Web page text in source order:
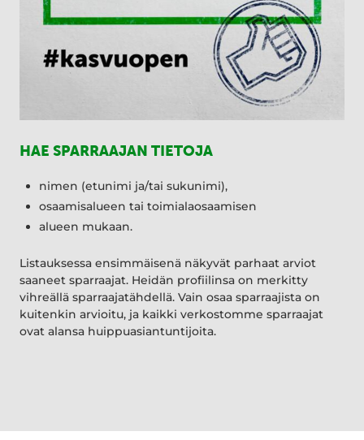
HAE SPARRAAJAN TIETOJA
nimen (etunimi ja/tai sukunimi),
osaamisalueen tai toimialaosaamisen
alueen mukaan.
Listauksessa ensimmäisenä näkyvät parhaat arviot
saaneet sparraajat. Heidän profiilinsa on merkitty
vihreällä sparraajatähdellä. Vain osaa sparraajista on
kuitenkin arvioitu, ja kaikki verkostomme sparraajat
ovat alansa huippuasiantuntijoita.